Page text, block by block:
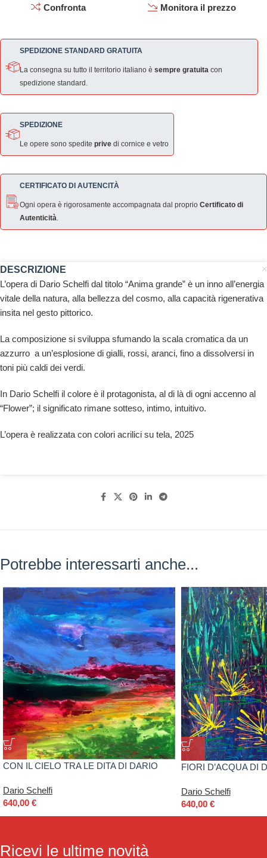
Confronta Monitora il prezzo
SPEDIZIONE STANDARD GRATUITA
La consegna su tutto il territorio italiano è sempre gratuita con
spedizione standard.
SPEDIZIONE
Le opere sono spedite prive di cornice e vetro
CERTIFICATO DI AUTENCITÀ
Ogni opera è rigorosamente accompagnata dal proprio Certificato di
Autenticità.
DESCRIZIONE
L’opera di Dario Schelfi dal titolo “Anima grande” è un inno all’energia
vitale della natura, alla bellezza del cosmo, alla capacità rigenerativa
insita nel gesto pittorico.
La composizione si sviluppa sfumando la scala cromatica da un
azzurro a un’esplosione di gialli, rossi, aranci, fino a dissolversi in
toni più caldi dei verdi.
In Dario Schelfi il colore è il protagonista, al di là di ogni accenno al
“Flower”; il significato rimane sotteso, intimo, intuitivo.
L’opera è realizzata con colori acrilici su tela, 2025
Potrebbe interessarti anche...
CON IL CIELO TRA LE DITA DI DARIO
Dario Schelfi
640,00 €
FIORI D’ACQUA DI
Dario Schelfi
640,00 €
Ricevi le ultime novità